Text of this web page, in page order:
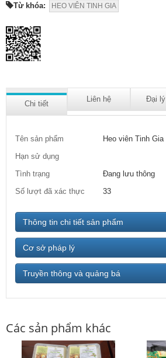
Từ khóa: HEO VIÊN TINH GIA
Chi tiết
Liên hệ Đại lý
Tên sản phẩm
Heo viên Tinh Gia
Hạn sử dụng
Tình trạng
Đang lưu thông
Số lượt đã xác thực
33
Thông tin chi tiết sản phẩm
Cơ sở pháp lý
Truyền thông và quảng bá
Các sản phẩm khác